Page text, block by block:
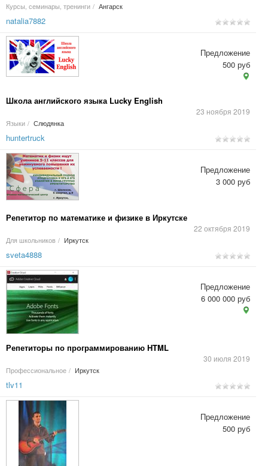
Курсы, семинары, тренинги / Ангарск
natalia7882
Школа английского языка Lucky English
23 ноября 2019
Языки / Слюдянка
Предложение
500 руб
huntertruck
Репетитор по математике и физике в Иркутске
22 октября 2019
Для школьников / Иркутск
Предложение
3 000 руб
sveta4888
Репетиторы по программированию HTML
30 июля 2019
Профессиональное / Иркутск
Предложение
6 000 000 руб
tlv11
Предложение
500 руб